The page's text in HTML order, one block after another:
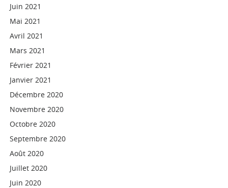
Juin 2021
Mai 2021
Avril 2021
Mars 2021
Février 2021
Janvier 2021
Décembre 2020
Novembre 2020
Octobre 2020
Septembre 2020
Août 2020
Juillet 2020
Juin 2020